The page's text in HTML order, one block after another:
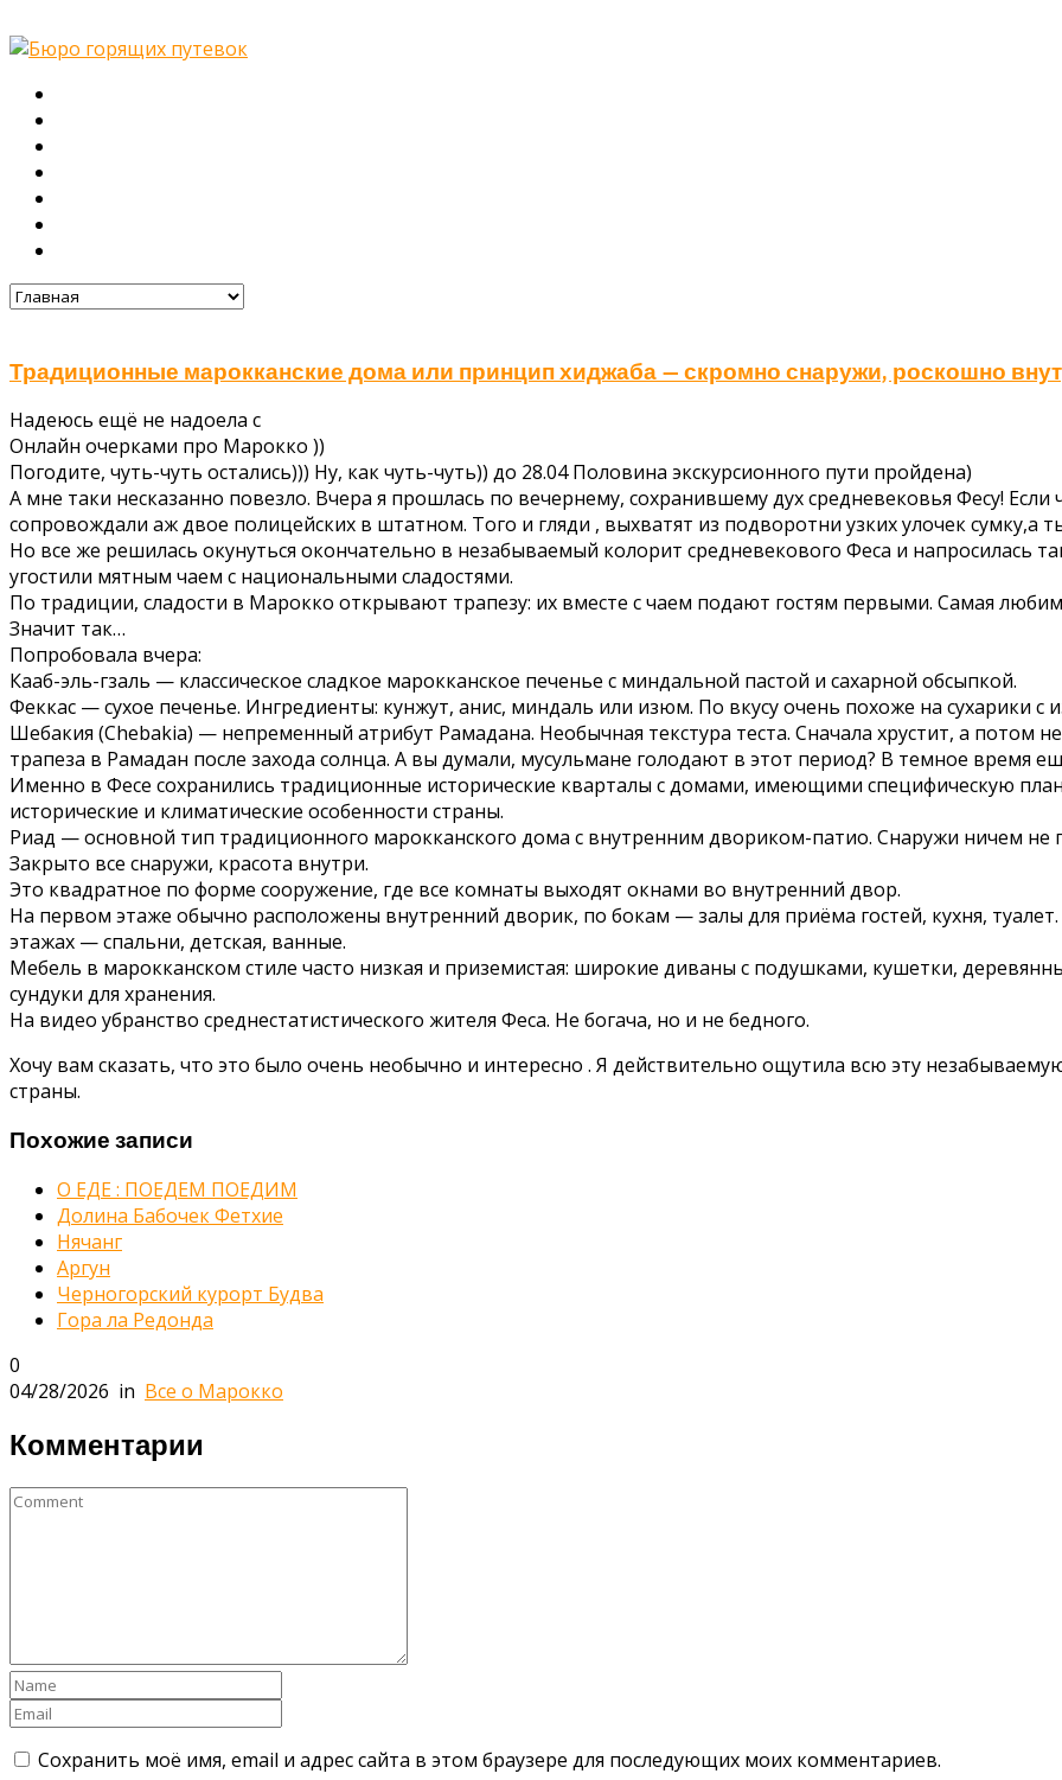
Традиционные марокканские дома или принцип хиджаба — скромно снаружи, роскошно
Надеюсь ещё не надоела с
Онлайн очерками про Марокко ))
Погодите, чуть-чуть остались))) Ну, как чуть-чуть)) до 28.04 Половина экскурсионного пути пройдена)
А мне таки несказанно повезло. Вчера я прошлась по вечернему, сохранившему дух средневековья Фесу!
сопровождали аж двое полицейских в штатном. Того и гляди , выхватят из подворотни узких улочек сумку,а
Но все же решилась окунуться окончательно в незабываемый колорит средневекового Феса и напросилась
угостили мятным чаем с национальными сладостями.
По традиции, сладости в Марокко открывают трапезу: их вместе с чаем подают гостям первыми. Самая
Значит так…
Попробовала вчера:
Кааб-эль-гзаль — классическое сладкое марокканское печенье с миндальной пастой и сахарной обсыпкой.
Феккас — сухое печенье. Ингредиенты: кунжут, анис, миндаль или изюм. По вкусу очень похоже на сухарики с
Шебакия (Chebakia) — непременный атрибут Рамадана. Необычная текстура теста. Сначала хрустит, а потом
трапеза в Рамадан после захода солнца. А вы думали, мусульмане голодают в этот период? В темное время
Именно в Фесе сохранились традиционные исторические кварталы с домами, имеющими специфическую
исторические и климатические особенности страны.
Риад — основной тип традиционного марокканского дома с внутренним двориком-патио. Снаружи ничем не
Закрыто все снаружи, красота внутри.
Это квадратное по форме сооружение, где все комнаты выходят окнами во внутренний двор.
На первом этаже обычно расположены внутренний дворик, по бокам — залы для приёма гостей, кухня,
этажах — спальни, детская, ванные.
Мебель в марокканском стиле часто низкая и приземистая: широкие диваны с подушками, кушетки,
сундуки для хранения.
На видео убранство среднестатистического жителя Феса. Не богача, но и не бедного.
Хочу вам сказать, что это было очень необычно и интересно . Я действительно ощутила всю эту
страны.
Похожие записи
О ЕДЕ : ПОЕДЕМ ПОЕДИМ
Долина Бабочек Фетхие
Нячанг
Аргун
Черногорский курорт Будва
Гора ла Редонда
0
04/28/2026 in Все о Марокко
Комментарии
Сохранить моё имя, email и адрес сайта в этом браузере для последующих моих комментариев.